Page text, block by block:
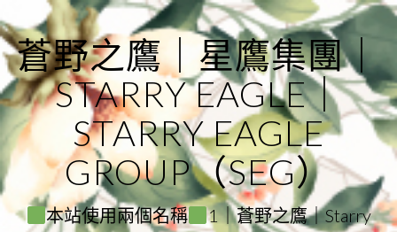
to
content
蒼野之鷹｜星鷹集團｜
STARRY EAGLE｜
STARRY EAGLE
GROUP（SEG）
本站使用兩個名稱
1｜蒼野之鷹｜Starry